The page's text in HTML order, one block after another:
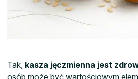
Tak, kasza jęczmienna jest